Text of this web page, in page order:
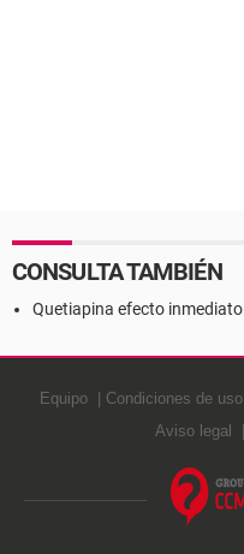
CONSULTA TAMBIÉN
Quetiapina efecto inmediato
Equipo Condiciones de uso
Aviso legal